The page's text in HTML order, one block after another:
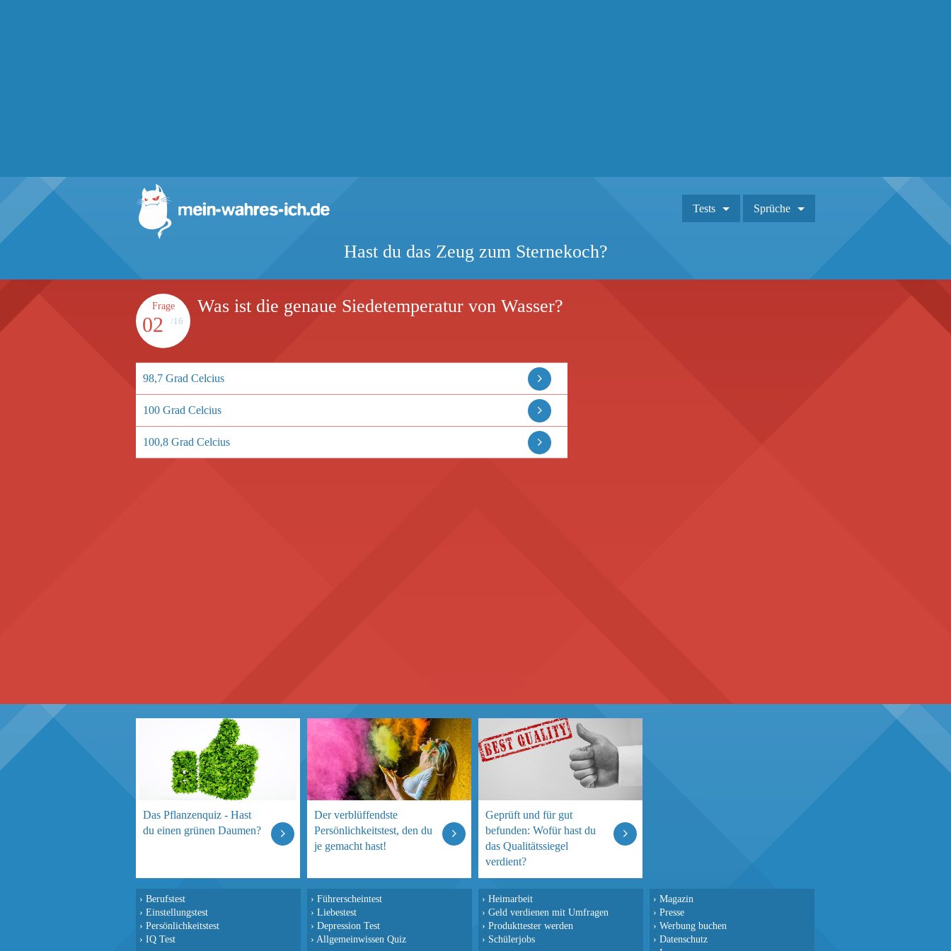
Tests Sprüche
Hast du das Zeug zum Sternekoch?
Frage
02 /16
Was ist die genaue Siedetemperatur von Wasser?
98,7 Grad Celcius
100 Grad Celcius
100,8 Grad Celcius
Das Pflanzenquiz - Hast
du einen grünen Daumen?
Der verblüffendste
Persönlichkeitstest, den du
je gemacht hast!
Geprüft und für gut
befunden: Wofür hast du
das Qualitätssiegel
verdient?
› Berufstest
› Einstellungstest
› Persönlichkeitstest
› IQ Test
› Führerscheintest
› Liebestest
› Depression Test
› Allgemeinwissen Quiz
› Heimarbeit
› Geld verdienen mit Umfragen
› Produkttester werden
› Schülerjobs
› Magazin
› Presse
› Werbung buchen
› Datenschutz